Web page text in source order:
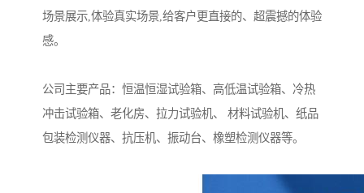
场景展示,体验真实场景,给客户更直接的、超震撼的体验
感。
公司主要产品：恒温恒湿试验箱、高低温试验箱、冷热
冲击试验箱、老化房、拉力试验机、 材料试验机、纸品
包装检测仪器、抗压机、振动台、橡塑检测仪器等。